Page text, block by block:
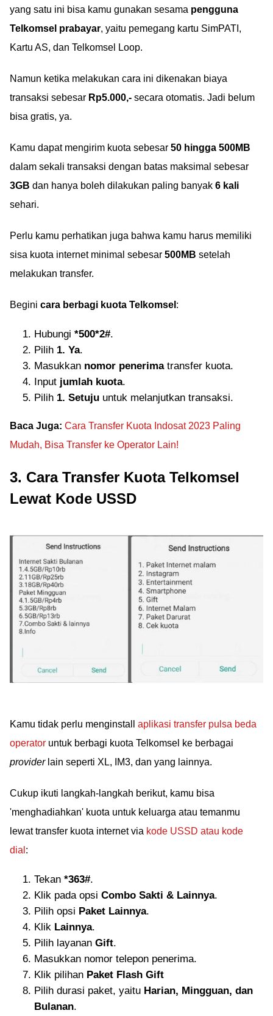
yang satu ini bisa kamu gunakan sesama pengguna
Telkomsel prabayar, yaitu pemegang kartu SimPATI,
Kartu AS, dan Telkomsel Loop.
Namun ketika melakukan cara ini dikenakan biaya
transaksi sebesar Rp5.000,- secara otomatis. Jadi belum
bisa gratis, ya.
Kamu dapat mengirim kuota sebesar 50 hingga 500MB
dalam sekali transaksi dengan batas maksimal sebesar
3GB dan hanya boleh dilakukan paling banyak 6 kali
sehari.
Perlu kamu perhatikan juga bahwa kamu harus memiliki
sisa kuota internet minimal sebesar 500MB setelah
melakukan transfer.
Begini cara berbagi kuota Telkomsel :
Hubungi *500*2#.
Pilih 1. Ya.
Masukkan nomor penerimatransfer kuota.
Input jumlah kuota.
Pilih 1. Setuju untuk melanjutkan transaksi.
Baca Juga: Cara Transfer Kuota Indosat 2023 Paling
Mudah, Bisa Transfer ke Operator Lain!
3. Cara Transfer Kuota Telkomsel
Lewat Kode USSD
Kamu tidak perlu menginstall aplikasi transfer pulsa beda
operator untuk berbagi kuota Telkomsel ke berbagai
providerlain seperti XL, IM3, dan yang lainnya.
Cukup ikuti langkah-langkah berikut, kamu bisa
'menghadiahkan' kuota untuk keluarga atau temanmu
lewat transfer kuota internet via kode USSD atau kode
dial :
Tekan *363#.
Klik pada opsi Combo Sakti & Lainnya.
Pilih opsi Paket Lainnya.
Klik Lainnya.
Pilih layanan Gift.
Masukkan nomor telepon penerima.
Klik pilihan Paket Flash Gift
Pilih durasi paket, yaitu Harian, Mingguan, dan
Bulanan.